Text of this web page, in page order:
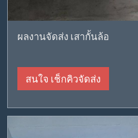
ผลงานจัดส่ง เสากั้นล้อ
สนใจ เช็กคิวจัดส่ง